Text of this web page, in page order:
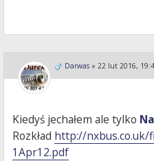
Darwas » 22 lut 2016,
Kiedyś jechałem ale tylko
Rozkład http://nxbus.co.uk/
1Apr12.pdf